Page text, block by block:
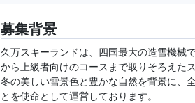
募集背景
久万スキーランドは、四国最大の造雪機械
から上級者向けのコースまで取りそろえたス
冬の美しい雪景色と豊かな自然を背景に、
とを使命として運営しております。